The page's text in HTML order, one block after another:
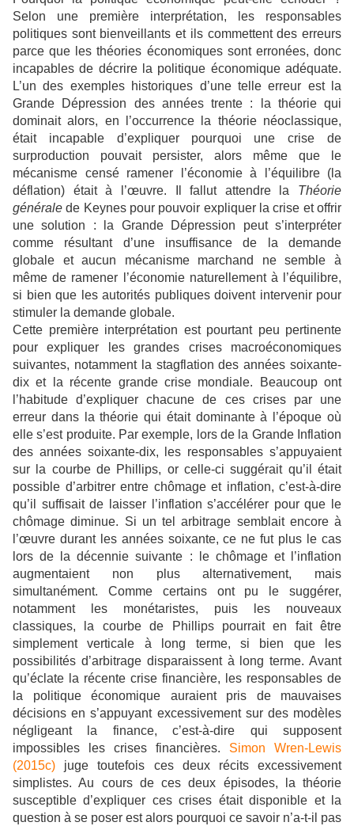
Selon une première interprétation, les responsables
politiques sont bienveillants et ils commettent des erreurs
parce que les théories économiques sont erronées, donc
incapables de décrire la politique économique adéquate.
L’un des exemples historiques d’une telle erreur est la
Grande Dépression des années trente : la théorie qui
dominait alors, en l’occurrence la théorie néoclassique,
était incapable d’expliquer pourquoi une crise de
surproduction pouvait persister, alors même que le
mécanisme censé ramener l’économie à l’équilibre (la
déflation) était à l’œuvre. Il fallut attendre la Théorie
générale de Keynes pour pouvoir expliquer la crise et offrir
une solution : la Grande Dépression peut s’interpréter
comme résultant d’une insuffisance de la demande
globale et aucun mécanisme marchand ne semble à
même de ramener l’économie naturellement à l’équilibre,
si bien que les autorités publiques doivent intervenir pour
stimuler la demande globale.
Cette première interprétation est pourtant peu pertinente
pour expliquer les grandes crises macroéconomiques
suivantes, notamment la stagflation des années soixante-
dix et la récente grande crise mondiale. Beaucoup ont
l’habitude d’expliquer chacune de ces crises par une
erreur dans la théorie qui était dominante à l’époque où
elle s’est produite. Par exemple, lors de la Grande Inflation
des années soixante-dix, les responsables s’appuyaient
sur la courbe de Phillips, or celle-ci suggérait qu’il était
possible d’arbitrer entre chômage et inflation, c’est-à-dire
qu’il suffisait de laisser l’inflation s’accélérer pour que le
chômage diminue. Si un tel arbitrage semblait encore à
l’œuvre durant les années soixante, ce ne fut plus le cas
lors de la décennie suivante : le chômage et l’inflation
augmentaient non plus alternativement, mais
simultanément. Comme certains ont pu le suggérer,
notamment les monétaristes, puis les nouveaux
classiques, la courbe de Phillips pourrait en fait être
simplement verticale à long terme, si bien que les
possibilités d’arbitrage disparaissent à long terme. Avant
qu’éclate la récente crise financière, les responsables de
la politique économique auraient pris de mauvaises
décisions en s’appuyant excessivement sur des modèles
négligeant la finance, c’est-à-dire qui supposent
impossibles les crises financières. Simon Wren-Lewis
(2015c) juge toutefois ces deux récits excessivement
simplistes. Au cours de ces deux épisodes, la théorie
susceptible d’expliquer ces crises était disponible et la
question à se poser est alors pourquoi ce savoir n’a-t-il pas